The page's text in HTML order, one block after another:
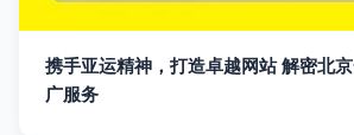
携手亚运精神，打造卓越网站 解密北
广服务